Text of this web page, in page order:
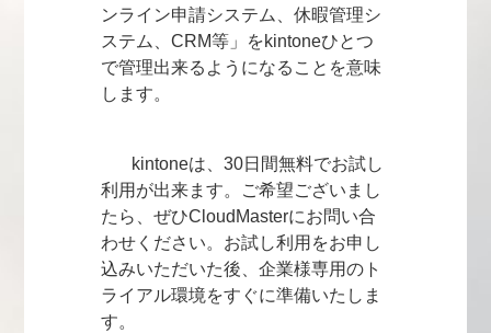
ンライン申請システム、休暇管理シ
ステム、CRM等」をkintoneひとつ
で管理出来るようになることを意味
します。
kintoneは、30日間無料でお試し
利用が出来ます。ご希望ございまし
たら、ぜひCloudMasterにお問い合
わせください。お試し利用をお申し
込みいただいた後、企業様専用のト
ライアル環境をすぐに準備いたしま
す。